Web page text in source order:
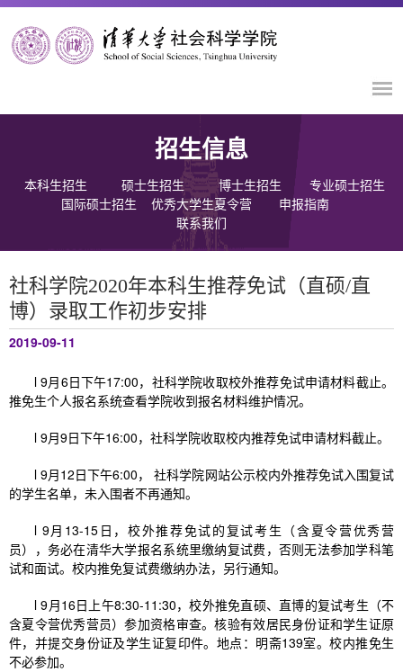
招生信息
本科生招生 硕士生招生 博士生招生
专业硕士招生
国际硕士招生
优秀大学生夏令营
申报指南
联系我们
社科学院2020年本科生推荐免试（直硕/直
博）录取工作初步安排
2019-09-11
l 9月6日下午17:00，社科学院收取校外推荐免试申请材料截止。
推免生个人报名系统查看学院收到报名材料维护情况。
l 9月9日下午16:00，社科学院收取校内推荐免试申请材料截止。
l 9月12日下午6:00， 社科学院网站公示校内外推荐免试入围复试
的学生名单，未入围者不再通知。
l 9月13-15日，校外推荐免试的复试考生（含夏令营优秀营
员），务必在清华大学报名系统里缴纳复试费，否则无法参加学科笔
试和面试。校内推免复试费缴纳办法，另行通知。
l 9月16日上午8:30-11:30，校外推免直硕、直博的复试考生（不
含夏令营优秀营员）参加资格审查。核验有效居民身份证和学生证原
件，并提交身份证及学生证复印件。地点：明斋139室。校内推免生
不必参加。